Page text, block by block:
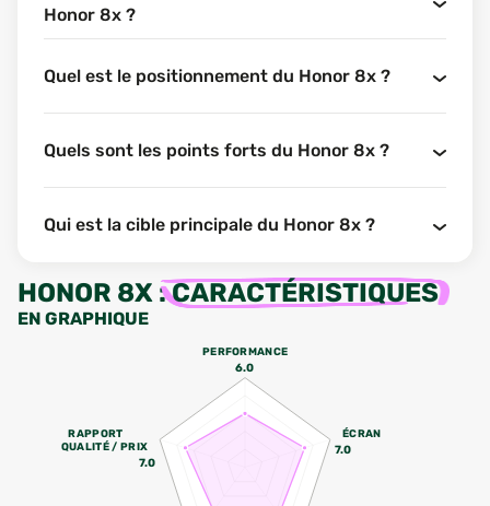
Honor 8x ?
Quel est le positionnement du Honor 8x ?
Quels sont les points forts du Honor 8x ?
Qui est la cible principale du Honor 8x ?
HONOR 8X :CARACTÉRISTIQUES
EN GRAPHIQUE
PERFORMANCE
6.0
ÉCRAN
7.0
RAPPORT
QUALITÉ / PRIX
7.0